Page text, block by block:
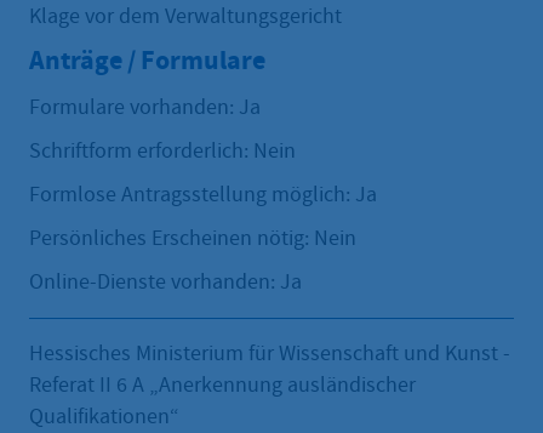
Klage vor dem Verwaltungsgericht
Anträge / Formulare
Formulare vorhanden: Ja
Schriftform erforderlich: Nein
Formlose Antragsstellung möglich: Ja
Persönliches Erscheinen nötig: Nein
Online-Dienste vorhanden: Ja
Hessisches Ministerium für Wissenschaft und Kunst -
Referat II 6 A „Anerkennung ausländischer
Qualifikationen“